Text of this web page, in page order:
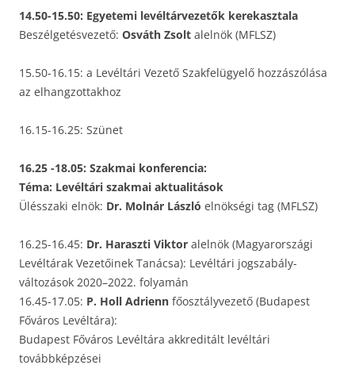
14.50-15.50: Egyetemi levéltárvezetők kerekasztala
Beszélgetésvezető: Osváth Zsolt alelnök (MFLSZ)
15.50-16.15: a Levéltári Vezető Szakfelügyelő hozzászólása
az elhangzottakhoz
16.15-16.25: Szünet
16.25 -18.05: Szakmai konferencia:
Téma: Levéltári szakmai aktualitások
Ülésszaki elnök: Dr. Molnár László elnökségi tag (MFLSZ)
16.25-16.45: Dr. Haraszti Viktor alelnök (Magyarországi
Levéltárak Vezetőinek Tanácsa): Levéltári jogszabály-
változások 2020–2022. folyamán
16.45-17.05: P. Holl Adrienn főosztályvezető (Budapest
Főváros Levéltára):
Budapest Főváros Levéltára akkreditált levéltári
továbbképzései